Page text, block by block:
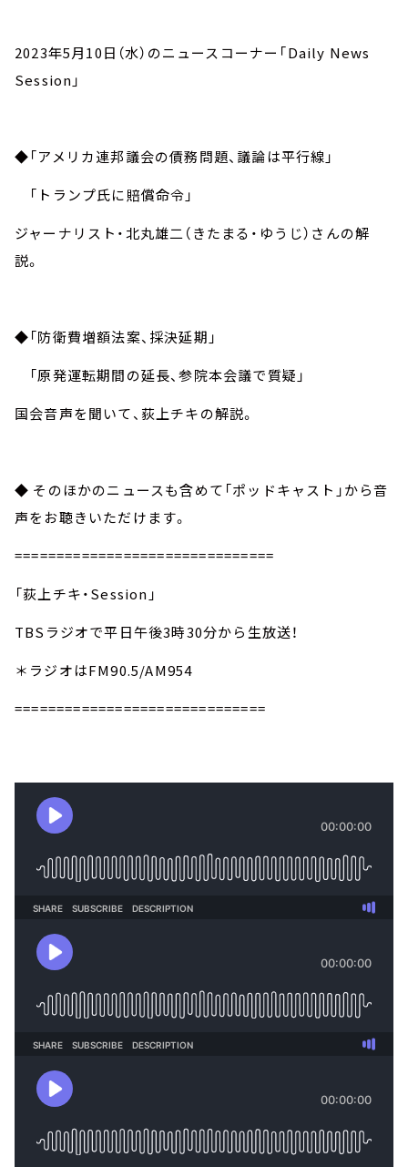
2023年5月10日（水）のニュースコーナー「Daily News
Session」
◆「アメリカ連邦議会の債務問題、議論は平行線」
「トランプ氏に賠償命令」
ジャーナリスト・北丸雄二（きたまる・ゆうじ）さんの解
説。
◆「防衛費増額法案、採決延期」
「原発運転期間の延長、参院本会議で質疑」
国会音声を聞いて、荻上チキの解説。
◆ そのほかのニュースも含めて「ポッドキャスト」から音
声をお聴きいただけます。
===============================
「荻上チキ・Session」
TBSラジオで平日午後3時30分から生放送！
＊ラジオはFM90.5/AM954
==============================